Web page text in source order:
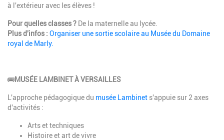
à l'extérieur avec les élèves !
Pour quelles classes ? De la maternelle au lycée.
Plus d'infos : Organiser une sortie scolaire au Musée du Domaine
royal de Marly.
🚌MUSÉE LAMBINET À VERSAILLES
L'approche pédagogique du musée Lambinet s'appuie sur 2 axes
d'activités :
Arts et techniques
Histoire et art de vivre